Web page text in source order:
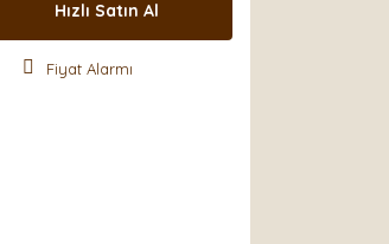
Hızlı Satın Al
Fiyat Alarmı